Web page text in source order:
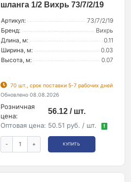
шланга 1/2 Вихрь 73/7/2/19
Артикул:
73/7/2/19
Бренд:
Вихрь
Длина, м:
0.11
Ширина, м:
0.03
Высота, м:
0.07
70 шт., срок поставки 5-7 рабочих дней
Обновлено 08.08.2026
Розничная
цена:
56.12 / шт.
Оптовая цена: 50.51 руб. / шт. !
- + КУПИТЬ